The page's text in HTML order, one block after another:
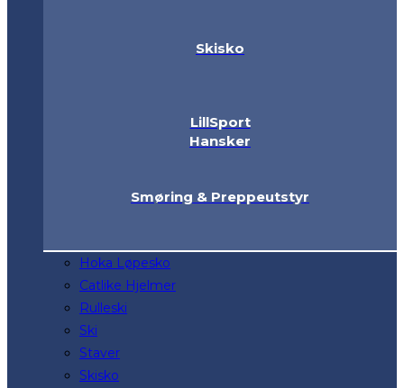
Skisko
LillSport
Hansker
Smøring & Preppeutstyr
Hoka Løpesko
Catlike Hjelmer
Rulleski
Ski
Staver
Skisko